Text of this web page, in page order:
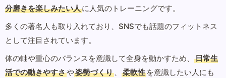
分磨きを楽しみたい人に人気のトレーニングです。
多くの著名人も取り入れており、SNSでも話題のフィットネス
として注目されています。
体の軸や重心のバランスを意識して全身を動かすため、
日常生
活での動きやすさや姿勢づくり 、 柔軟性 を意識したい人にも